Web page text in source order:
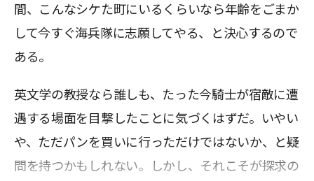
間、こんなシケた町にいるくらいなら年齢をごまか
して今すぐ海兵隊に志願してやる、と決心するので
ある。
英文学の教授なら誰しも、たった今騎士が宿敵に遭
遇する場面を目撃したことに気づくはずだ。いやい
や、ただパンを買いに行っただけではないか、と疑
問を持つかもしれない。しかし、それこそが探求の